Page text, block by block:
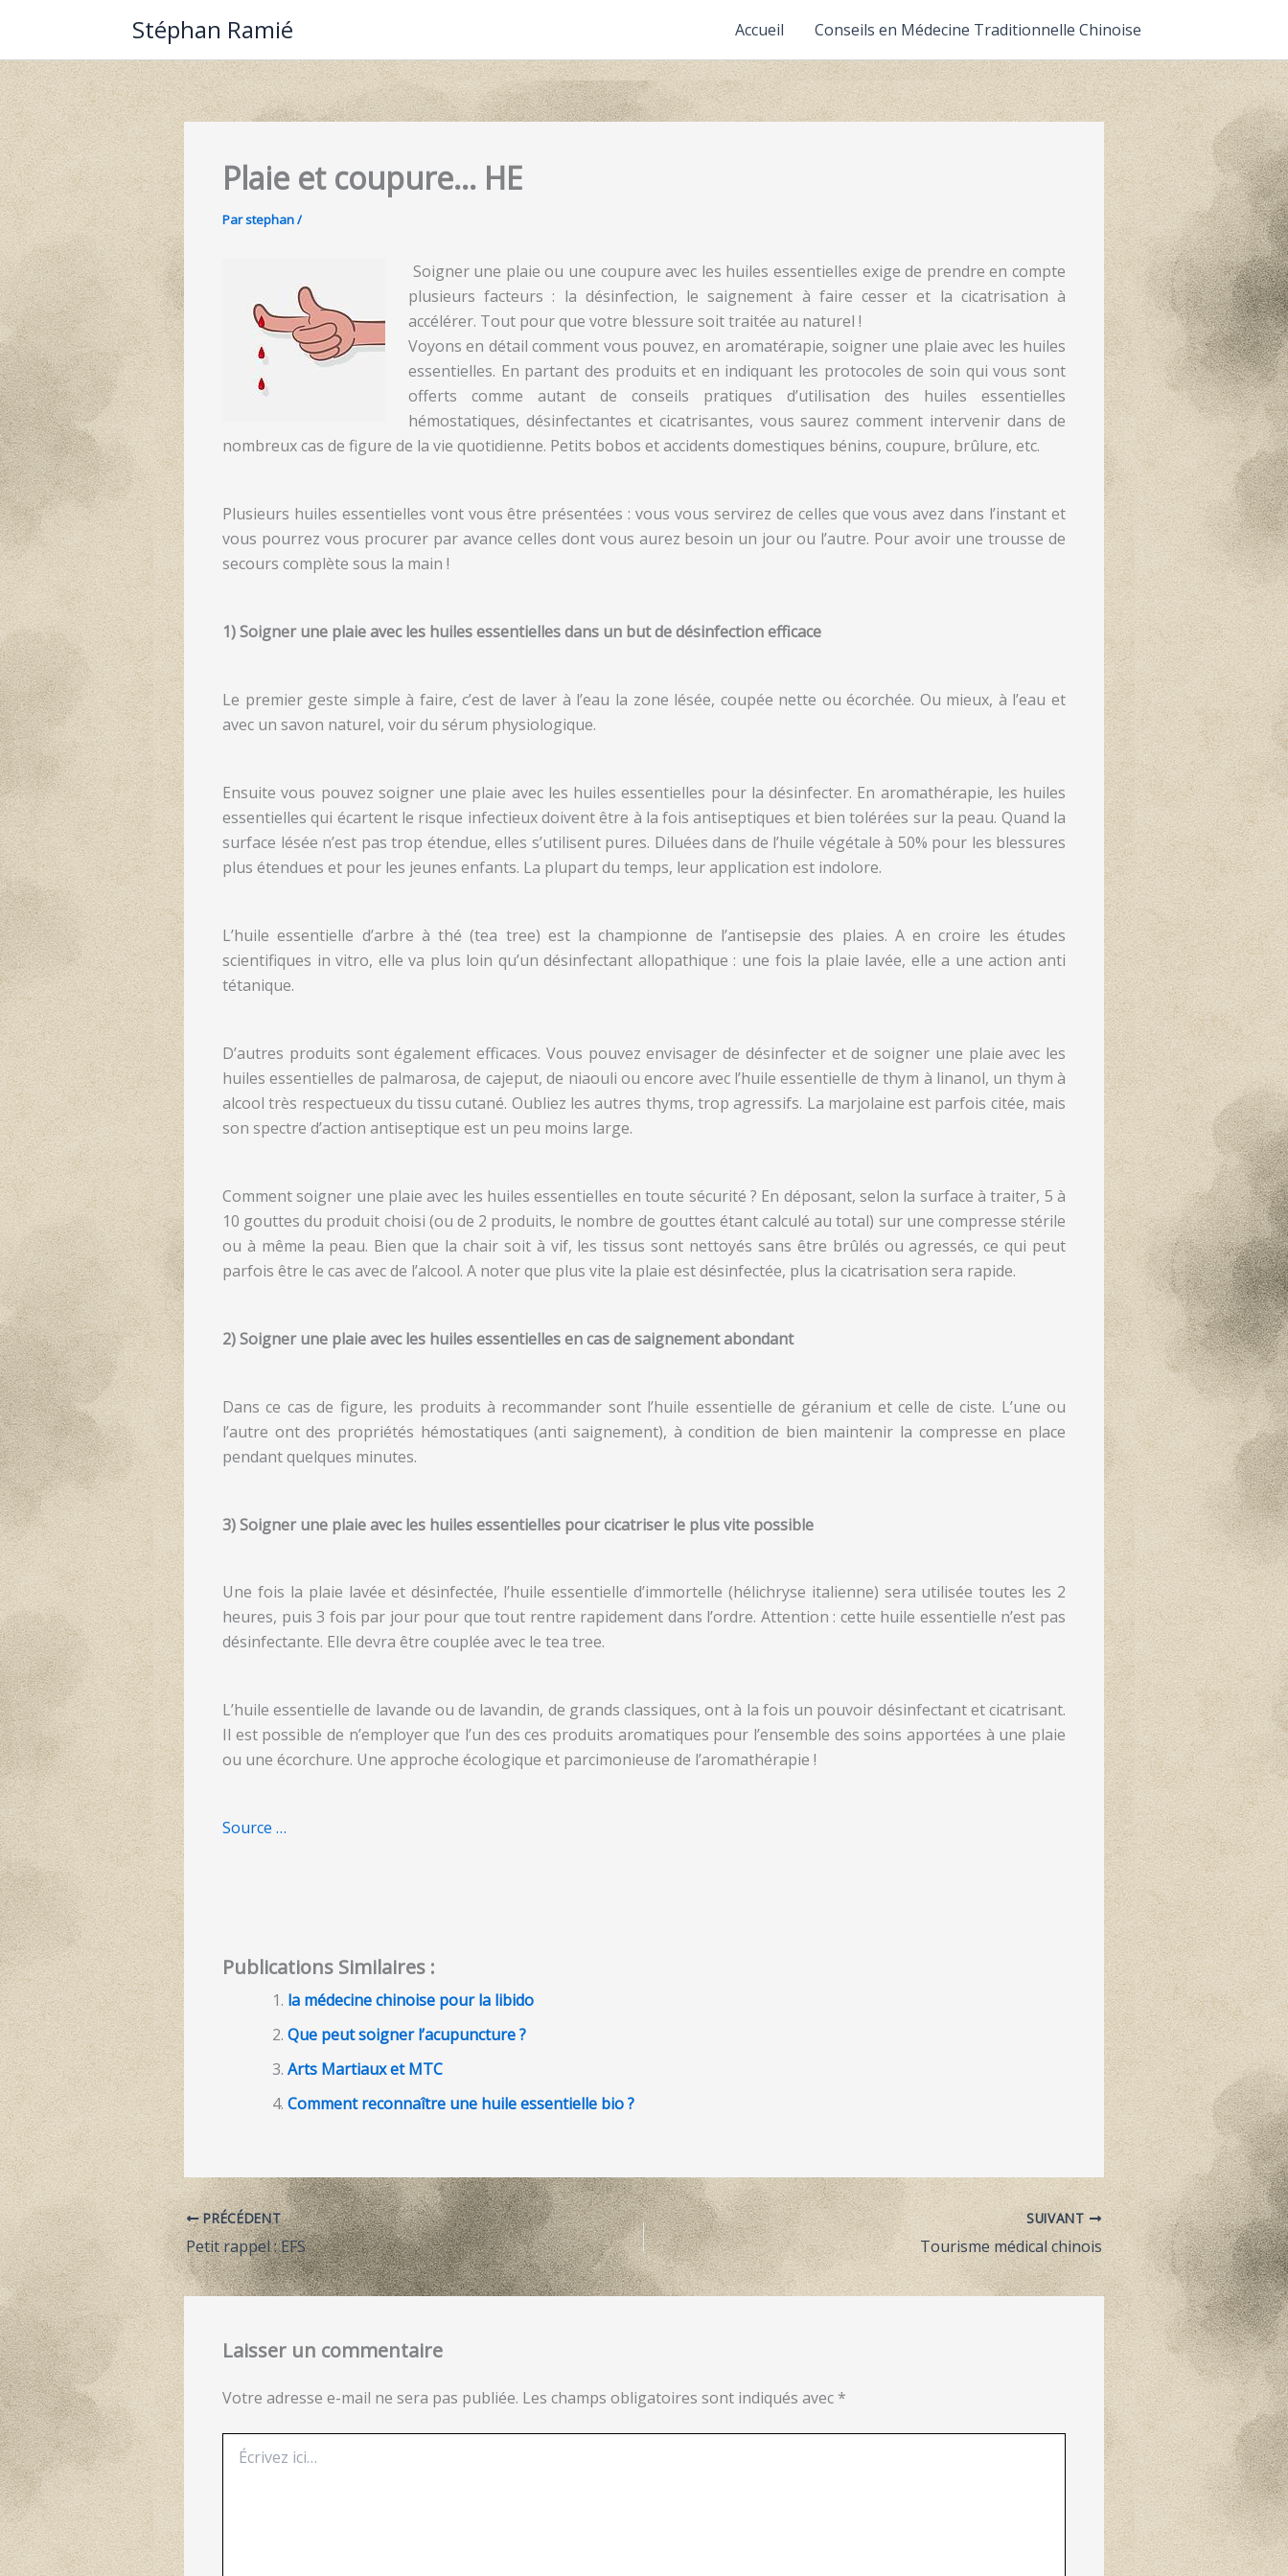
contenu
Stéphan Ramié Accueil Conseils en Médecine Traditionnelle Chinoise
Plaie et coupure… HE
Parstephan/
Soigner une plaie ou une coupure avec les huiles essentielles exige de prendre en compte
plusieurs facteurs : la désinfection, le saignement à faire cesser et la cicatrisation à
accélérer. Tout pour que votre blessure soit traitée au naturel !
Voyons en détail comment vous pouvez, en aromatérapie, soigner une plaie avec les huiles
essentielles. En partant des produits et en indiquant les protocoles de soin qui vous sont
offerts comme autant de conseils pratiques d’utilisation des huiles essentielles
hémostatiques, désinfectantes et cicatrisantes, vous saurez comment intervenir dans de
nombreux cas de figure de la vie quotidienne. Petits bobos et accidents domestiques bénins, coupure, brûlure, etc.
Plusieurs huiles essentielles vont vous être présentées : vous vous servirez de celles que vous avez dans l’instant et
vous pourrez vous procurer par avance celles dont vous aurez besoin un jour ou l’autre. Pour avoir une trousse de
secours complète sous la main !
1) Soigner une plaie avec les huiles essentielles dans un but de désinfection efficace
Le premier geste simple à faire, c’est de laver à l’eau la zone lésée, coupée nette ou écorchée. Ou mieux, à l’eau et
avec un savon naturel, voir du sérum physiologique.
Ensuite vous pouvez soigner une plaie avec les huiles essentielles pour la désinfecter. En aromathérapie, les huiles
essentielles qui écartent le risque infectieux doivent être à la fois antiseptiques et bien tolérées sur la peau. Quand la
surface lésée n’est pas trop étendue, elles s’utilisent pures. Diluées dans de l’huile végétale à 50% pour les blessures
plus étendues et pour les jeunes enfants. La plupart du temps, leur application est indolore.
L’huile essentielle d’arbre à thé (tea tree) est la championne de l’antisepsie des plaies. A en croire les études
scientifiques in vitro, elle va plus loin qu’un désinfectant allopathique : une fois la plaie lavée, elle a une action anti
tétanique.
D’autres produits sont également efficaces. Vous pouvez envisager de désinfecter et de soigner une plaie avec les
huiles essentielles de palmarosa, de cajeput, de niaouli ou encore avec l’huile essentielle de thym à linanol, un thym à
alcool très respectueux du tissu cutané. Oubliez les autres thyms, trop agressifs. La marjolaine est parfois citée, mais
son spectre d’action antiseptique est un peu moins large.
Comment soigner une plaie avec les huiles essentielles en toute sécurité ? En déposant, selon la surface à traiter, 5 à
10 gouttes du produit choisi (ou de 2 produits, le nombre de gouttes étant calculé au total) sur une compresse stérile
ou à même la peau. Bien que la chair soit à vif, les tissus sont nettoyés sans être brûlés ou agressés, ce qui peut
parfois être le cas avec de l’alcool. A noter que plus vite la plaie est désinfectée, plus la cicatrisation sera rapide.
2) Soigner une plaie avec les huiles essentielles en cas de saignement abondant
Dans ce cas de figure, les produits à recommander sont l’huile essentielle de géranium et celle de ciste. L’une ou
l’autre ont des propriétés hémostatiques (anti saignement), à condition de bien maintenir la compresse en place
pendant quelques minutes.
3) Soigner une plaie avec les huiles essentielles pour cicatriser le plus vite possible
Une fois la plaie lavée et désinfectée, l’huile essentielle d’immortelle (hélichryse italienne) sera utilisée toutes les 2
heures, puis 3 fois par jour pour que tout rentre rapidement dans l’ordre. Attention : cette huile essentielle n’est pas
désinfectante. Elle devra être couplée avec le tea tree.
L’huile essentielle de lavande ou de lavandin, de grands classiques, ont à la fois un pouvoir désinfectant et cicatrisant.
Il est possible de n’employer que l’un des ces produits aromatiques pour l’ensemble des soins apportées à une plaie
ou une écorchure. Une approche écologique et parcimonieuse de l’aromathérapie !
Source …
Publications Similaires :
la médecine chinoise pour la libido
Que peut soigner l’acupuncture ?
Arts Martiaux et MTC
Comment reconnaître une huile essentielle bio ?
PRÉCÉDENT
Petit rappel : EFS
SUIVANT
Tourisme médical chinois
Laisser un commentaire
Votre adresse e-mail ne sera pas publiée. Les champs obligatoires sont indiqués avec *
ici…